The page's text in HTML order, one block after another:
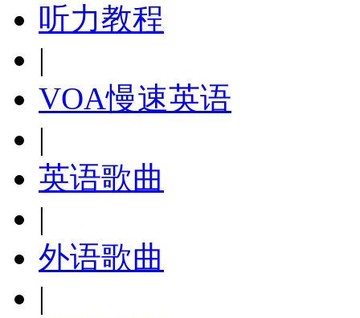
听力教程
|
VOA慢速英语
|
英语歌曲
|
外语歌曲
|